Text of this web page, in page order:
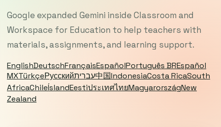
Google expanded Gemini inside Classroom and
Workspace for Education to help teachers with
materials, assignments, and learning support.
EnglishDeutschFrançaisEspañolPortuguês BREspañol
MXTürkçeРусскийעברית中国IndonesiaCosta RicaSouth
AfricaChileÍslandEestiประเทศไทยMagyarországNew
Zealand